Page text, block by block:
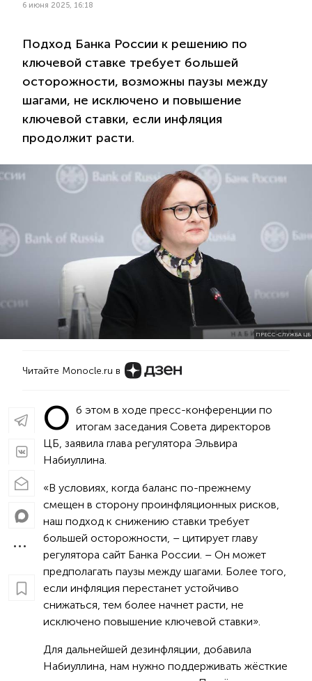
6 июня 2025, 16:18
Подход Банка России к решению по
ключевой ставке требует большей
осторожности, возможны паузы между
шагами, не исключено и повышение
ключевой ставки, если инфляция
продолжит расти.
ПРЕСС-СЛУЖБА ЦБ
Читайте Monocle.ru в
О б этом в ходе пресс-конференции по
итогам заседания Совета директоров
ЦБ, заявила глава регулятора Эльвира
Набиуллина.
«В условиях, когда баланс по-прежнему
смещен в сторону проинфляционных рисков,
наш подход к снижению ставки требует
большей осторожности, – цитирует главу
регулятора сайт Банка России. – Он может
предполагать паузы между шагами. Более того,
если инфляция перестанет устойчиво
снижаться, тем более начнет расти, не
исключено повышение ключевой ставки».
Для дальнейшей дезинфляции, добавила
Набиуллина, нам нужно поддерживать жёсткие